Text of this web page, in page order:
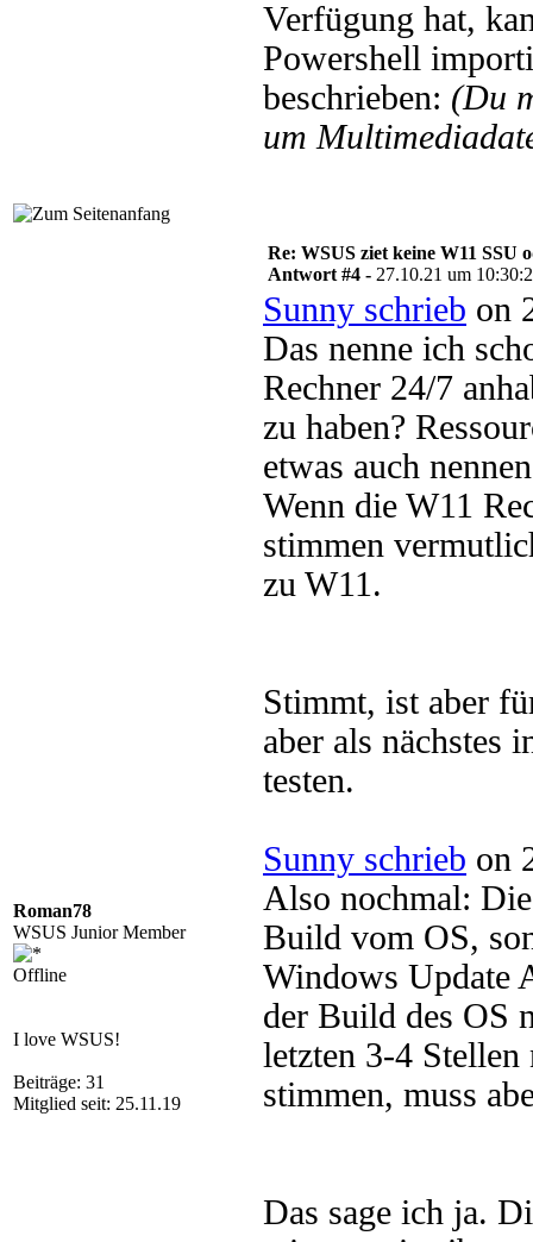
Verfügung hat,
Powershell
beschrieben: (Du
um
Roman78
WSUS Junior Member
Offline
I love WSUS!
Beiträge: 31
Mitglied seit: 25.11.19
Re: WSUS ziet keine W11 SSU
Antwort #4 - 27.10.21 um
Sunny schrieb on
Das nenne ich
Rechner 24/7
zu haben?
etwas auch
Wenn die W11
stimmen
zu W11.
Stimmt, ist aber
aber als nächstes
testen.
Sunny schrieb on
Also nochmal:
Build vom OS,
Windows Update
der Build des OS
letzten 3-4
stimmen, muss
Das sage ich ja.